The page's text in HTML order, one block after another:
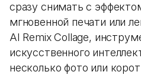
сразу снимать с
мгновенной печати или
AI Remix Collage,
искусственного
несколько фото или